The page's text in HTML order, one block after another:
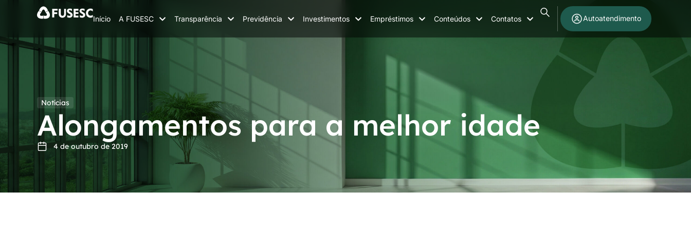
Início A FUSESC Transparência Previdência Investimentos Empréstimos Conteúdos Contatos Autoatendimento
Notícias
Alongamentos para a melhor idade
4 de outubro de 2019